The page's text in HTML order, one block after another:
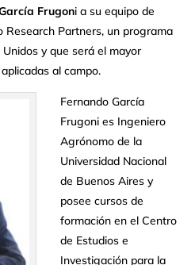
Frugoni a su equipo de
Research Partners, un programa
y que será el mayor
al campo.
Fernando García
Frugoni es Ingeniero
Agrónomo de la
Universidad Nacional
de Buenos Aires y
posee cursos de
formación en el Centro
de Estudios e
Investigación para la